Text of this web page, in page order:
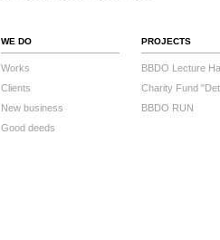
WE DO
Works
Clients
New business
Good deeds
PROJECTS
BBDO Lecture
Charity Fund
BBDO RUN